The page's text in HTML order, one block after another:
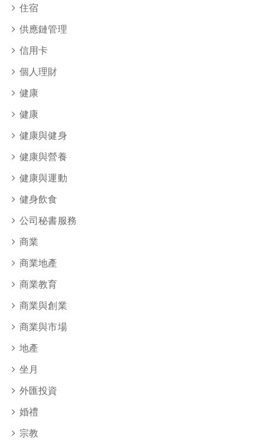
住宿
供應鏈管理
信用卡
個人理財
健康
健康
健康與健身
健康與營養
健康與運動
健身飲食
公司秘書服務
商業
商業地產
商業教育
商業與創業
商業與市場
地產
坐月
外匯投資
婚禮
宗教